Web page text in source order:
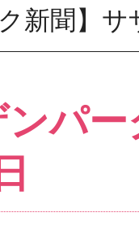
新聞】
ンパ